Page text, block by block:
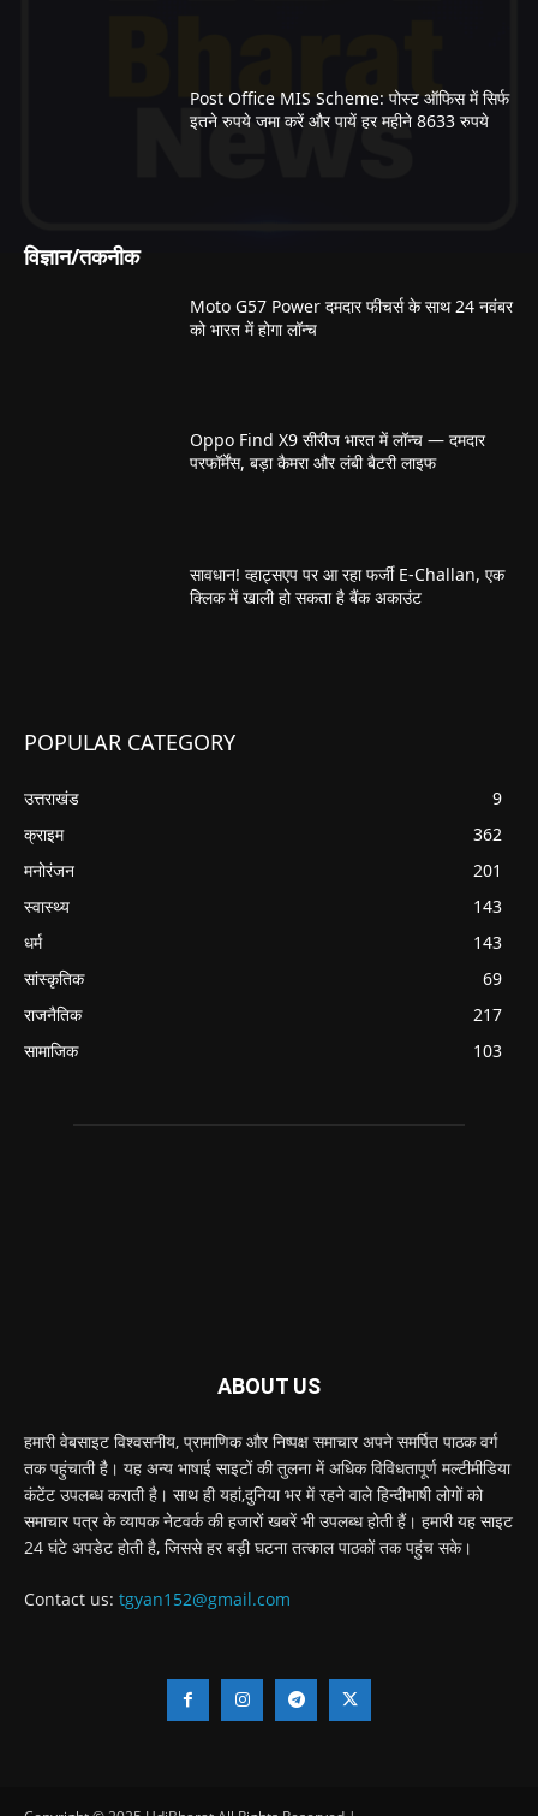
Post Office MIS Scheme: पोस्ट ऑफिस में सिर्फ
इतने रुपये जमा करें और पायें हर महीने 8633 रुपये
विज्ञान/तकनीक
Moto G57 Power दमदार फीचर्स के साथ 24 नवंबर
को भारत में होगा लॉन्च
Oppo Find X9 सीरीज भारत में लॉन्च — दमदार
परफॉर्मेंस, बड़ा कैमरा और लंबी बैटरी लाइफ
सावधान! व्हाट्सएप पर आ रहा फर्जी E-Challan, एक
क्लिक में खाली हो सकता है बैंक अकाउंट
POPULAR CATEGORY
उत्तराखंड
9
क्राइम
362
मनोरंजन
201
स्वास्थ्य
143
धर्म
143
सांस्कृतिक
69
राजनैतिक
217
सामाजिक
103
ABOUT US
हमारी वेबसाइट विश्वसनीय, प्रामाणिक और निष्पक्ष समाचार अपने समर्पित पाठक वर्ग
तक पहुंचाती है। यह अन्य भाषाई साइटों की तुलना में अधिक विविधतापूर्ण मल्टीमीडिया
कंटेंट उपलब्ध कराती है। साथ ही यहां,दुनिया भर में रहने वाले हिन्दीभाषी लोगों को
समाचार पत्र के व्यापक नेटवर्क की हजारों खबरें भी उपलब्ध होती हैं। हमारी यह साइट
24 घंटे अपडेट होती है, जिससे हर बड़ी घटना तत्काल पाठकों तक पहुंच सके।
Contact us: tgyan152@gmail.com